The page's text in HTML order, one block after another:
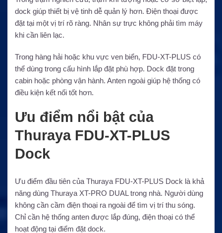
dock giúp thiết bị vệ tinh dễ quản lý hơn. Điện thoại được
đặt tại một vị trí rõ ràng. Nhân sự trực không phải tìm máy
khi cần liên lạc.
Trong hàng hải hoặc khu vực ven biển, FDU-XT-PLUS có
thể dùng trong cấu hình lắp đặt phù hợp. Dock đặt trong
cabin hoặc phòng vận hành. Anten ngoài giúp hệ thống có
điều kiện kết nối tốt hơn.
Ưu điểm nổi bật của
Thuraya FDU-XT-PLUS
Dock
Ưu điểm đầu tiên của Thuraya FDU-XT-PLUS Dock là khả
năng dùng Thuraya XT-PRO DUAL trong nhà. Người dùng
không cần cầm điện thoại ra ngoài để tìm vị trí thu sóng.
Chỉ cần hệ thống anten được lắp đúng, điện thoại có thể
hoạt động tại điểm đặt dock.